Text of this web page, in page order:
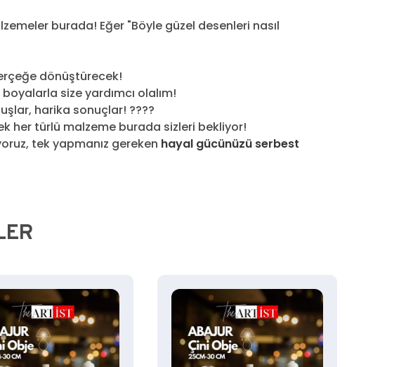
burada! Eğer "Böyle güzel desenleri nasıl
dönüştürecek!
size yardımcı olalım!
harika sonuçlar! ????️
her türlü malzeme burada sizleri bekliyor!
tek yapmanız gereken hayal gücünüzü serbest